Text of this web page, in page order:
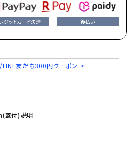
ジットカード決済 後払い
友だち300円クーポン >
蓋付)説明